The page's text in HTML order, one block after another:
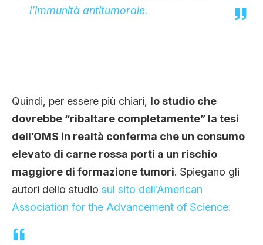
l’immunità antitumorale.
Quindi, per essere più chiari, lo studio che
dovrebbe “ribaltare completamente” la tesi
dell’OMS in realtà conferma che un consumo
elevato di carne rossa porti a un rischio
maggiore di formazione tumori. Spiegano gli
autori dello studio sul sito dell’American
Association for the Advancement of Science: